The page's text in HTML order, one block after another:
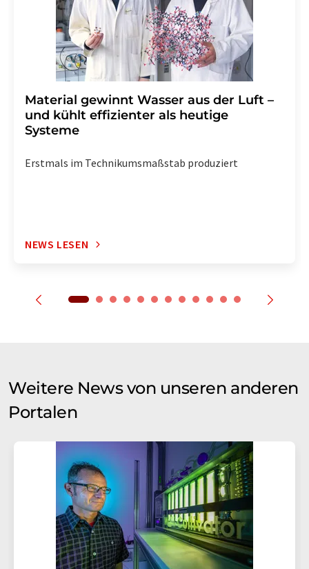
enthalten.
Material gewinnt Wasser aus der Luft –
und kühlt effizienter als heutige
Systeme
Erstmals im Technikumsmaßstab produziert
NEWS LESEN
Weitere News von unseren anderen
Portalen